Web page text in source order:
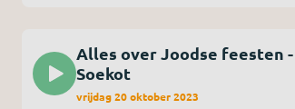
Alles over Joodse feesten
Soekot
vrijdag 20 oktober 2023